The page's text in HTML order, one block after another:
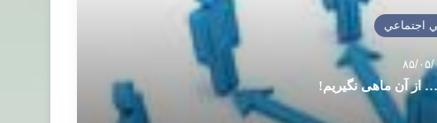
اجتماعي
۰۵/۰۵
از آن ماهی نگیریم!